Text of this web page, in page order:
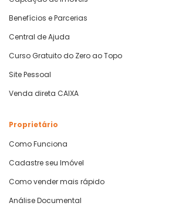
Benefícios e Parcerias
Central de Ajuda
Curso Gratuito do Zero ao Topo
Site Pessoal
Venda direta CAIXA
Proprietário
Como Funciona
Cadastre seu Imóvel
Como vender mais rápido
Análise Documental